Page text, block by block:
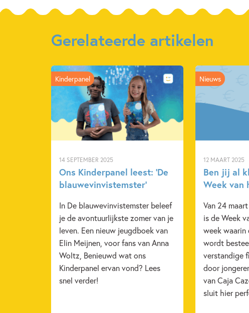
Gerelateerde artikelen
14 SEPTEMBER 2025
Ons Kinderpanel leest: ‘De
blauwevinvistemster’
In De blauwevinvistemster beleef
je de avontuurlijkste zomer van je
leven. Een nieuw jeugdboek van
Elin Meijnen, voor fans van Anna
Woltz, Benieuwd wat ons
Kinderpanel ervan vond? Lees
snel verder!
Kinderpanel
12 MAART 2025
Ben jij al
Week van
Van 24
is de Week
week
wordt
verstandige
door
van Caja
sluit hier
Nieuws